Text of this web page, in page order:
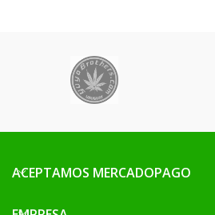
ACEPTAMOS MERCADOPAGO